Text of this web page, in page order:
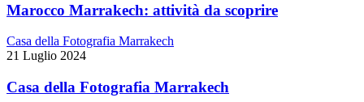
Marocco Marrakech: attività da scoprire
Casa della Fotografia Marrakech
21 Luglio 2024
Casa della Fotografia Marrakech